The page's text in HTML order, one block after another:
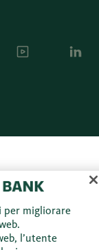
Youtube
per migliorare
l’utente